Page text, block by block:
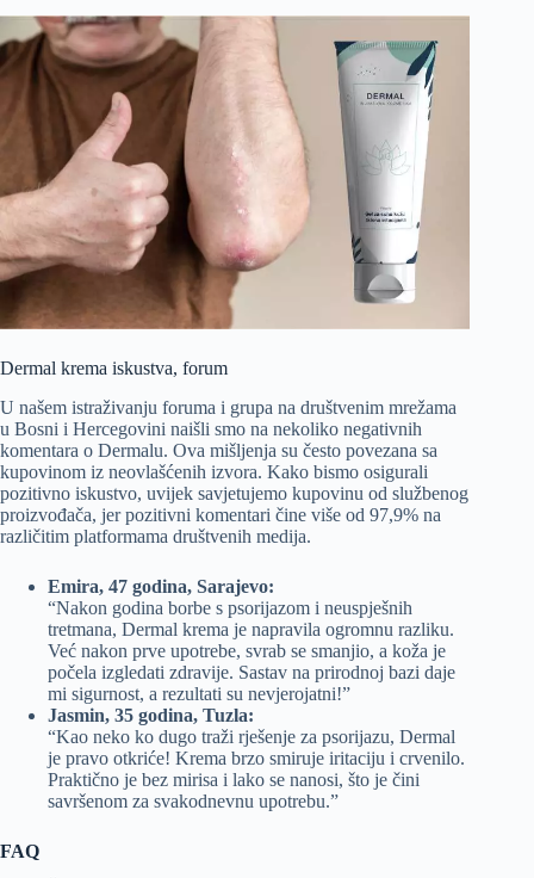
Dermal krema iskustva, forum
U našem istraživanju foruma i grupa na društvenim mrežama
u Bosni i Hercegovini naišli smo na nekoliko negativnih
komentara o Dermalu. Ova mišljenja su često povezana sa
kupovinom iz neovlašćenih izvora. Kako bismo osigurali
pozitivno iskustvo, uvijek savjetujemo kupovinu od službenog
proizvođača, jer pozitivni komentari čine više od 97,9% na
različitim platformama društvenih medija.
Emira, 47 godina, Sarajevo:
“Nakon godina borbe s psorijazom i neuspješnih
tretmana, Dermal krema je napravila ogromnu razliku.
Već nakon prve upotrebe, svrab se smanjio, a koža je
počela izgledati zdravije. Sastav na prirodnoj bazi daje
mi sigurnost, a rezultati su nevjerojatni!”
Jasmin, 35 godina, Tuzla:
“Kao neko ko dugo traži rješenje za psorijazu, Dermal
je pravo otkriće! Krema brzo smiruje iritaciju i crvenilo.
Praktično je bez mirisa i lako se nanosi, što je čini
savršenom za svakodnevnu upotrebu.”
FAQ